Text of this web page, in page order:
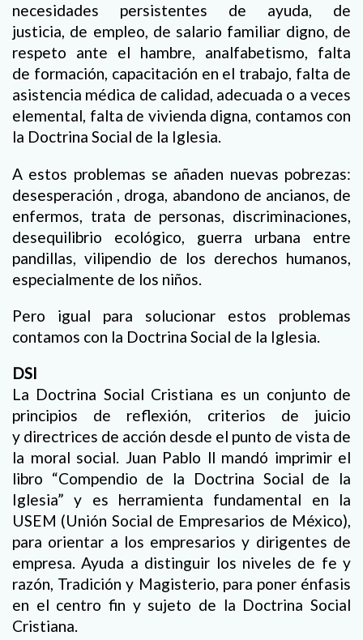
necesidades persistentes de ayuda, de
justicia, de empleo, de salario familiar digno, de
respeto ante el hambre, analfabetismo, falta
de formación, capacitación en el trabajo, falta de
asistencia médica de calidad, adecuada o a veces
elemental, falta de vivienda digna, contamos con
la Doctrina Social de la Iglesia.
A estos problemas se añaden nuevas pobrezas:
desesperación , droga, abandono de ancianos, de
enfermos, trata de personas, discriminaciones,
desequilibrio ecológico, guerra urbana entre
pandillas, vilipendio de los derechos humanos,
especialmente de los niños.
Pero igual para solucionar estos problemas
contamos con la Doctrina Social de la Iglesia.
DSI
La Doctrina Social Cristiana es un conjunto de
principios de reflexión, criterios de juicio
y directrices de acción desde el punto de vista de
la moral social. Juan Pablo ll mandó imprimir el
libro “Compendio de la Doctrina Social de la
Iglesia” y es herramienta fundamental en la
USEM (Unión Social de Empresarios de México),
para orientar a los empresarios y dirigentes de
empresa. Ayuda a distinguir los niveles de fe y
razón, Tradición y Magisterio, para poner énfasis
en el centro fin y sujeto de la Doctrina Social
Cristiana.